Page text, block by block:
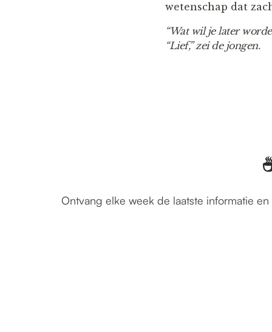
wetenschap dat
“Wat wil je later
“Lief,” zei de jongen.
Ontvang elke week de laatste informatie